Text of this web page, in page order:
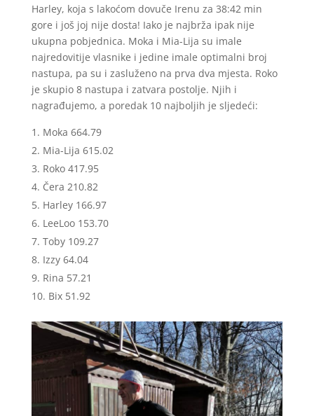
Harley, koja s lakoćom dovuče Irenu za 38:42 min
gore i još joj nije dosta! Iako je najbrža ipak nije
ukupna pobjednica. Moka i Mia-Lija su imale
najredovitije vlasnike i jedine imale optimalni broj
nastupa, pa su i zasluženo na prva dva mjesta. Roko
je skupio 8 nastupa i zatvara postolje. Njih i
nagrađujemo, a poredak 10 najboljih je sljedeći:
Moka 664.79
Mia-Lija 615.02
Roko 417.95
Čera 210.82
Harley 166.97
LeeLoo 153.70
Toby 109.27
Izzy 64.04
Rina 57.21
Bix 51.92